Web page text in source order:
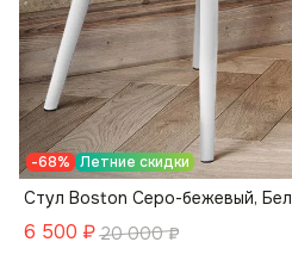
-68% Летние скидки
Стул Boston Серо-бежевый,
6 500 ₽ 20 000 ₽